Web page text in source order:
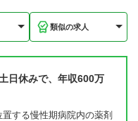
類似の求人
日休みで、年収600万
する慢性期病院内の薬剤